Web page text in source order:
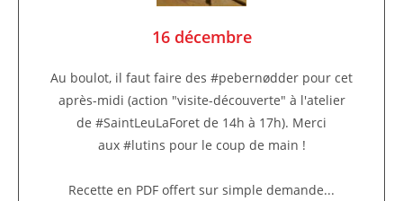
16 décembre
Au boulot, il faut faire des #pebernødder pour cet
après-midi (action "visite-découverte" à l'atelier
de #SaintLeuLaForet de 14h à 17h). Merci
aux #lutins pour le coup de main !
Recette en PDF offert sur simple demande...